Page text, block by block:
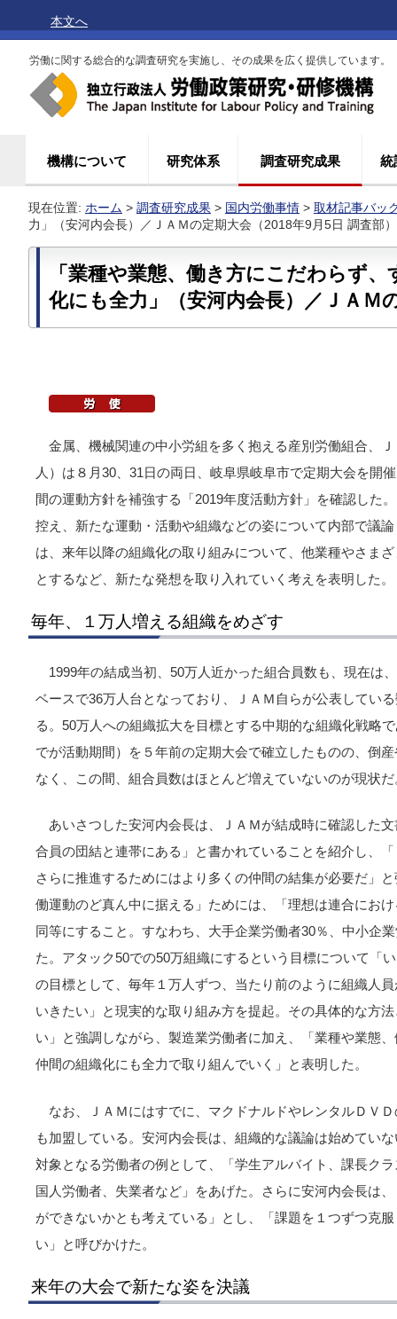
本文へ
労働に関する総合的な調査研究を実施し、その成果を広く提供しています。
機構について 研究体系 調査研究成果 統
現在位置: ホーム > 調査研究成果 > 国内労働事情 > 取材記事バッ
力」（安河内会長）／ＪＡＭの定期大会（2018年9月5日 調査部）
「業種や業態、働き方にこだわらず
化にも全力」（安河内会長）／ＪＡＭ
金属、機械関連の中小労組を多く抱える産別労働組合、
人）は８月30、31日の両日、岐阜県岐阜市で定期大会を開
間の運動方針を補強する「2019年度活動方針」を確認した
控え、新たな運動・活動や組織などの姿について内部で議
は、来年以降の組織化の取り組みについて、他業種やさま
とするなど、新たな発想を取り入れていく考えを表明した。
毎年、１万人増える組織をめざす
1999年の結成当初、50万人近かった組合員数も、現在は
ベースで36万人台となっており、ＪＡＭ自らが公表してい
る。50万人への組織拡大を目標とする中期的な組織化戦略
でが活動期間）を５年前の定期大会で確立したものの、倒
なく、この間、組合員数はほとんど増えていないのが現状だ
あいさつした安河内会長は、ＪＡＭが結成時に確認した
合員の団結と連帯にある」と書かれていることを紹介し、
さらに推進するためにはより多くの仲間の結集が必要だ」
働運動のど真ん中に据える」ためには、「理想は連合にお
同等にすること。すなわち、大手企業労働者30％、中小企
た。アタック50での50万組織にするという目標について「
の目標として、毎年１万人ずつ、当たり前のように組織人
いきたい」と現実的な取り組み方を提起。その具体的な方
い」と強調しながら、製造業労働者に加え、「業種や業態
仲間の組織化にも全力で取り組んでいく」と表明した。
なお、ＪＡＭにはすでに、マクドナルドやレンタルＤＶ
も加盟している。安河内会長は、組織的な議論は始めてい
対象となる労働者の例として、「学生アルバイト、課長ク
国人労働者、失業者など」をあげた。さらに安河内会長は
ができないかとも考えている」とし、「課題を１つずつ克
い」と呼びかけた。
来年の大会で新たな姿を決議